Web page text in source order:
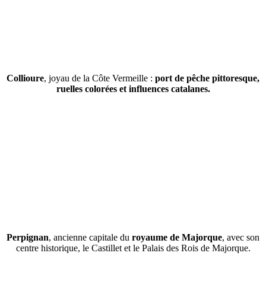
Collioure, joyau de la Côte Vermeille : port de pêche pittoresque,
ruelles colorées et influences catalanes.
Perpignan, ancienne capitale du royaume de Majorque, avec son
centre historique, le Castillet et le Palais des Rois de Majorque.